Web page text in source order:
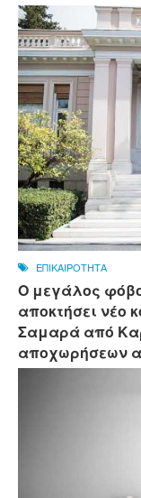
ΕΠΙΚΑΙΡΟΤΗΤΑ
Ο μεγάλος
αποκτήσει νέο
Σαμαρά από
αποχωρήσεων